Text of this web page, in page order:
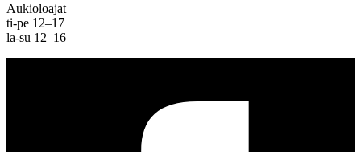
Aukioloajat
ti-pe 12–17
la-su 12–16